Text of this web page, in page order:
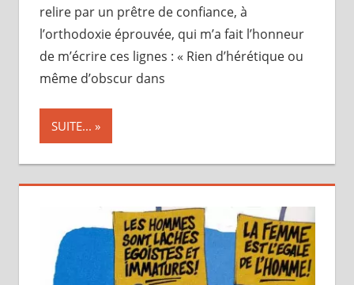
relire par un prêtre de confiance, à
l’orthodoxie éprouvée, qui m’a fait l’honneur
de m’écrire ces lignes : « Rien d’hérétique ou
même d’obscur dans
SUITE...